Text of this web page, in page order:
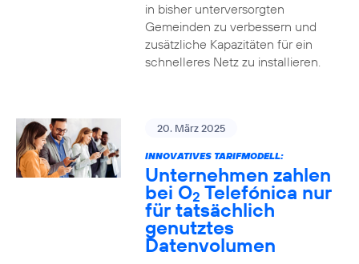
in bisher unterversorgten
Gemeinden zu verbessern und
zusätzliche Kapazitäten für ein
schnelleres Netz zu installieren.
20. März 2025
INNOVATIVES TARIFMODELL:
Unternehmen zahlen
bei O2 Telefónica nur
für tatsächlich
genutztes
Datenvolumen